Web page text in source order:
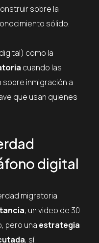
sobre la
sólido.
como la
cuando las
inmigración a
que usan quienes
digital
migratoria
, un video de 30
pero una estrategia
, sí.